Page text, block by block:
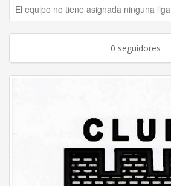
El equipo no tiene asignada ninguna liga
0 seguidores